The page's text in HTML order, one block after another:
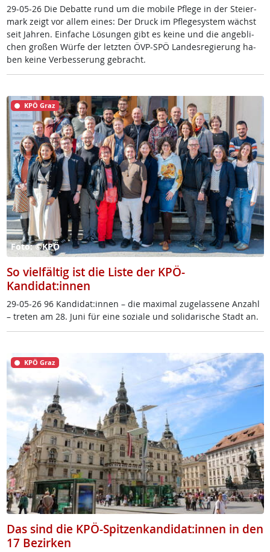
29-05-26 Die De­bat­te rund um die mo­bi­le Pf­le­ge in der Stei­er­
mark zeigt vor al­lem ei­nes: Der Druck im Pf­le­ge­sys­tem wächst
seit Jah­ren. Ein­fa­che Lö­sun­gen gibt es kei­ne und die an­geb­li­
chen gro­ßen Wür­fe der letz­ten ÖVP-SPÖ Lan­des­re­gie­rung ha­
ben kei­ne Ver­bes­se­rung ge­bracht.
KPÖ Graz
Foto: ©KPÖ
So vielfältig ist die Liste der KPÖ-
Kandidat:innen
29-05-26 96 Kan­di­dat:in­nen – die ma­xi­mal zu­ge­las­se­ne An­zahl
– tre­ten am 28. Ju­ni für ei­ne so­zia­le und so­li­da­ri­sche Stadt an.
KPÖ Graz
Das sind die KPÖ-Spitzenkandidat:innen in den
17 Bezirken